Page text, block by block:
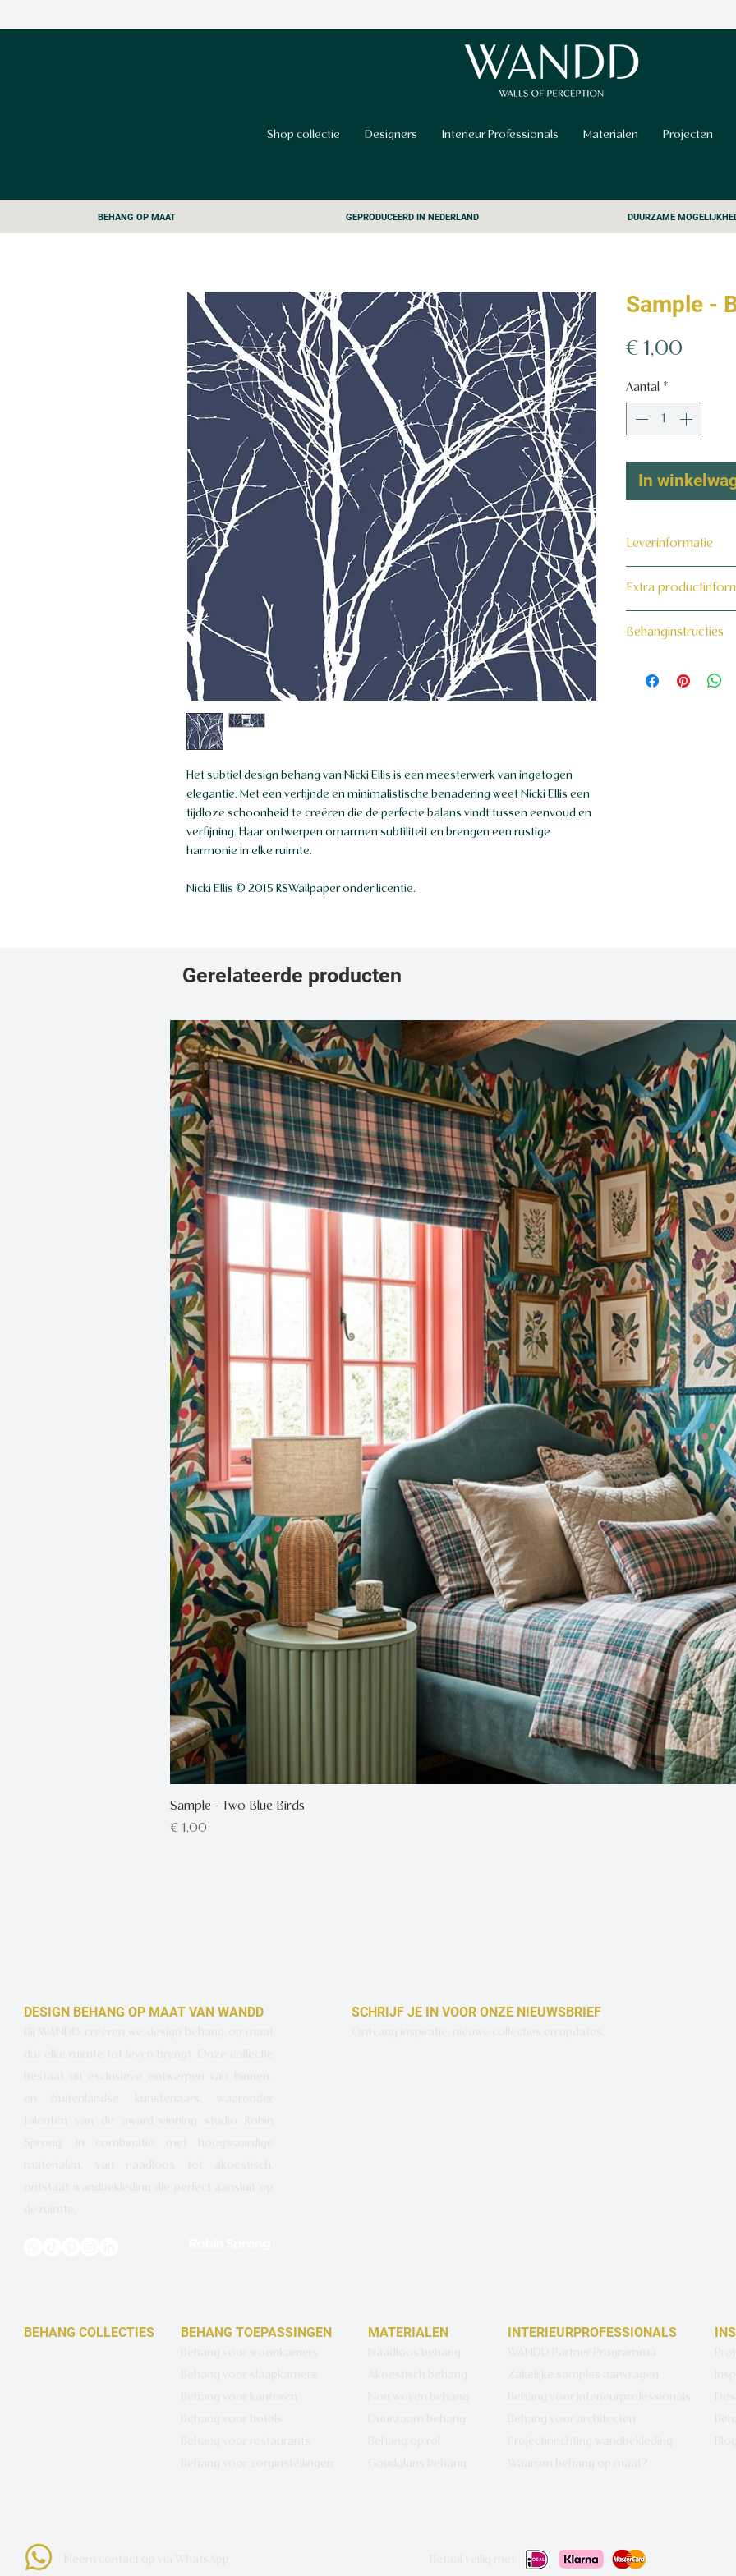
Shop collectie Designers Interieur Professionals Materialen Projecten
BEHANG OP MAAT GEPRODUCEERD IN NEDERLAND DUURZAME
Het subtiel design behang van Nicki Ellis is een meesterwerk van ingetogen
elegantie. Met een verfijnde en minimalistische benadering weet Nicki Ellis een
tijdloze schoonheid te creëren die de perfecte balans vindt tussen eenvoud en
verfijning. Haar ontwerpen omarmen subtiliteit en brengen een rustige
harmonie in elke ruimte.
Nicki Ellis © 2015 RSWallpaper onder licentie.
Sample -
€ 1,00
Aantal *
In
Leverinformatie
maat voor jou
Extra
Behanginstructies
Gerelateerde producten
Sample - Two Blue Birds
Prijs
€ 1,00
DESIGN BEHANG OP MAAT VAN WANDD
Bij WANDD creëren we design behang op maat
dat elke ruimte tot leven brengt. Onze collectie
bestaat uit exclusieve ontwerpen van binnen-
en buitenlandse kunstenaars, waaronder
talenten van de award-winning studio Robin
Sprong. In combinatie met hoogwaardige
materialen, van naadloos tot akoestisch,
ontstaat wandbekleding die perfect aansluit op
de ruimte.
SCHRIJF JE IN VOOR ONZE NIEUWSBRIEF
Ontvang inspiratie, nieuwe collecties en updates.
BEHANG COLLECTIES BEHANG TOEPASSINGEN
Behang voor woonkamers
Behang voor slaapkamers
Behang voor kantoren
Behang voor hotels
Behang voor restaurants
Behang voor zorginstellingen
MATERIALEN
Naadloos behang
Akoestisch behang
Non woven behang
Duurzaam behang
Behang op rol
Goudglans behang
INTERIEURPROFESSIONALS
WANDD Partner Programma
Zakelijke samples aanvragen
Behang voor interieurprofessionals
Behang voor architecten
Projectinrichting wandbekleding
Waarom behang op maat?
Blog
Neem contact op via WhatsApp Betaal veilig met